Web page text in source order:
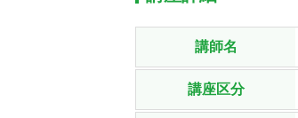
講師名
講座区分